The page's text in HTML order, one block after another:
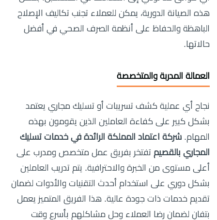
هذه الصيانة الدورية، يمكن للعملاء تجنب تكاليف الإصلاح
الباهظة والحفاظ على أنظمة الصرف الصحي في أفضل
حالاتها.
العمالة المدربة والمتخصصة
نجاح أي عملية كشف تسريبات أو تسليك مجاري يعتمد
بشكل كبير على كفاءة العاملين الذين يقومون بهذه
المهام. شركة اعتماد المملكة الرائدة في خدمات تسليك
المجاري بالقصيم تفتخر بفريق عمل متخصص ومدرب على
أعلى مستوى من الخبرة والاحترافية. يتم تدريب العاملين
بشكل دوري على استخدام أحدث التقنيات والأدوات لضمان
تقديم خدمات ذات جودة عالية. هذا الفريق المتميز يعمل
بتفانٍ لضمان رضا العملاء وحل مشاكلهم بأسرع وقت